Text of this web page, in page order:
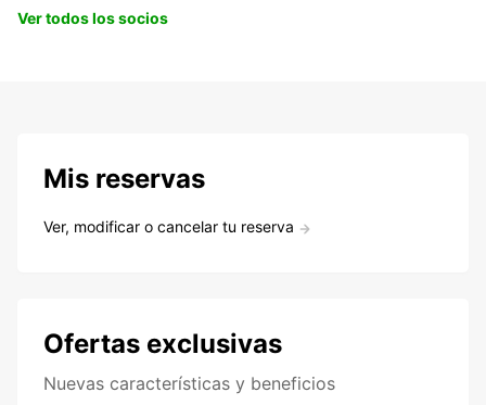
Ver todos los socios
Mis reservas
Ver, modificar o cancelar tu reserva
Ofertas exclusivas
Nuevas características y beneficios